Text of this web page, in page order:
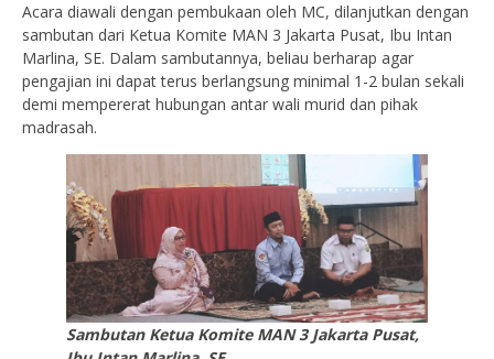
Acara diawali dengan pembukaan oleh MC, dilanjutkan dengan
sambutan dari Ketua Komite MAN 3 Jakarta Pusat, Ibu Intan
Marlina, SE. Dalam sambutannya, beliau berharap agar
pengajian ini dapat terus berlangsung minimal 1-2 bulan sekali
demi mempererat hubungan antar wali murid dan pihak
madrasah.
Sambutan Ketua Komite MAN 3 Jakarta Pusat,